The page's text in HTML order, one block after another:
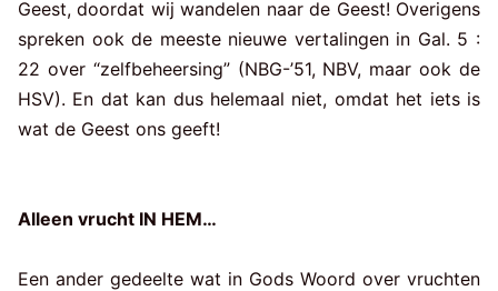
Geest, doordat wij wandelen naar de Geest! Overigens
spreken ook de meeste nieuwe vertalingen in Gal. 5 :
22 over “zelfbeheersing” (NBG-’51, NBV, maar ook de
HSV). En dat kan dus helemaal niet, omdat het iets is
wat de Geest ons geeft!
Alleen vrucht IN HEM…
Een ander gedeelte wat in Gods Woord over vruchten